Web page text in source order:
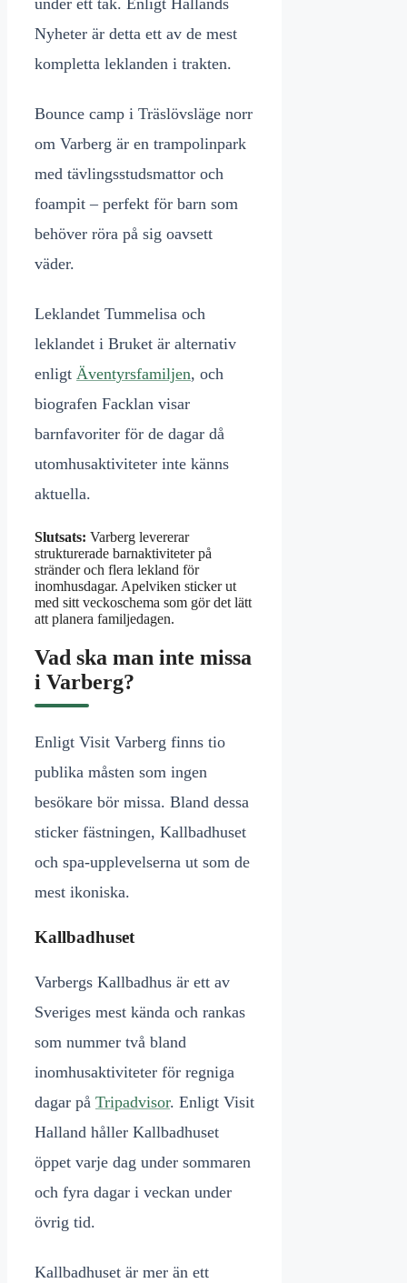
Nyheter är detta ett av de mest
kompletta leklanden i trakten.
Bounce camp i Träslövsläge norr
om Varberg är en trampolinpark
med tävlingsstudsmattor och
foampit – perfekt för barn som
behöver röra på sig oavsett
väder.
Leklandet Tummelisa och
leklandet i Bruket är alternativ
enligt Äventyrsfamiljen, och
biografen Facklan visar
barnfavoriter för de dagar då
utomhusaktiviteter inte känns
aktuella.
Slutsats: Varberg levererar
strukturerade barnaktiviteter på
stränder och flera lekland för
inomhusdagar. Apelviken sticker ut
med sitt veckoschema som gör det lätt
att planera familjedagen.
Vad ska man inte missa
i Varberg?
Enligt Visit Varberg finns tio
publika måsten som ingen
besökare bör missa. Bland dessa
sticker fästningen, Kallbadhuset
och spa-upplevelserna ut som de
mest ikoniska.
Kallbadhuset
Varbergs Kallbadhus är ett av
Sveriges mest kända och rankas
som nummer två bland
inomhusaktiviteter för regniga
dagar på Tripadvisor. Enligt Visit
Halland håller Kallbadhuset
öppet varje dag under sommaren
och fyra dagar i veckan under
övrig tid.
Kallbadhuset är mer än ett